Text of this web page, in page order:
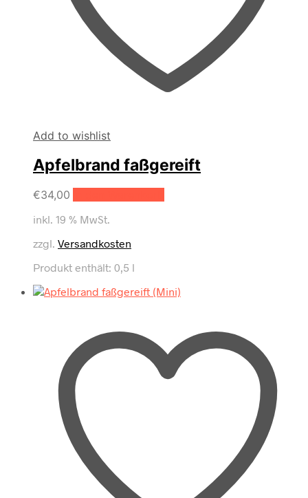
Add to wishlist
Apfelbrand faßgereift
€34,00
inkl. 19 % MwSt.
zzgl. Versandkosten
Produkt enthält: 0,5 l